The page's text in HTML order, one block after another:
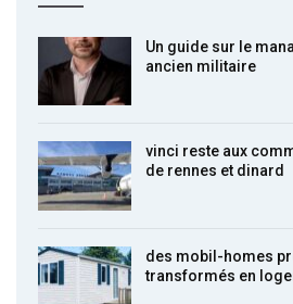
Un guide sur le
ancien militaire
vinci reste aux
de rennes et dinard
des mobil-homes
transformés en